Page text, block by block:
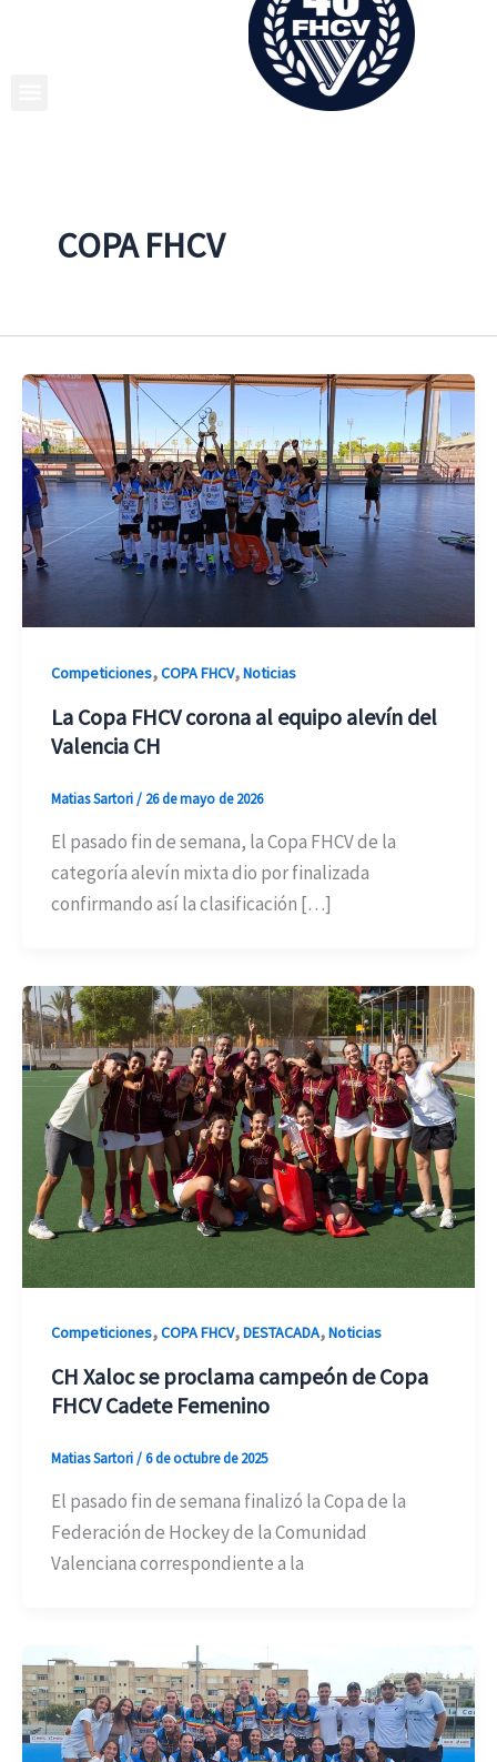
COPA FHCV
Competiciones,COPA FHCV,Noticias
La Copa FHCV corona al equipo alevín del
Valencia CH
Matias Sartori/ 26 de mayo de 2026
El pasado fin de semana, la Copa FHCV de la
categoría alevín mixta dio por finalizada
confirmando así la clasificación […]
Competiciones,COPA FHCV,DESTACADA,Noticias
CH Xaloc se proclama campeón de Copa
FHCV Cadete Femenino
Matias Sartori/6 de octubre de 2025
El pasado fin de semana finalizó la Copa de la
Federación de Hockey de la Comunidad
Valenciana correspondiente a la